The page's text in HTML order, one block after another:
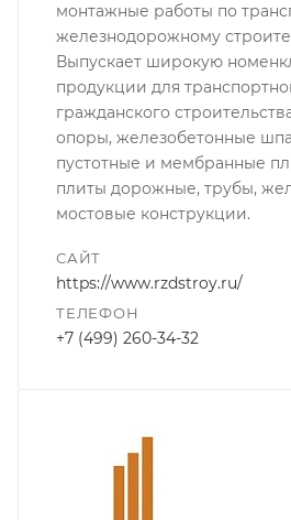
монтажные работы по
железнодорожному
Выпускает широкую
продукции для
гражданского
опоры, железобетонные
пустотные и мембранные
плиты дорожные, трубы,
мостовые конструкции.
САЙТ
https://www.rzdstroy.ru/
ТЕЛЕФОН
+7 (499) 260-34-32